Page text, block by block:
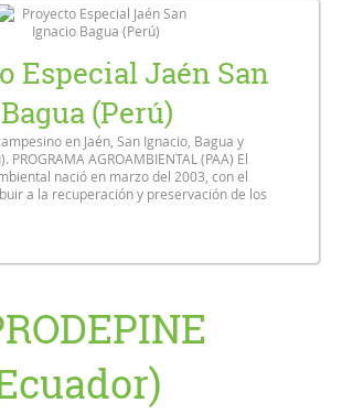
Especial Jaén San
(Perú)
en Jaén, San Ignacio, Bagua y
PROGRAMA AGROAMBIENTAL (PAA) El
nació en marzo del 2003, con el
a la recuperación y preservación de los